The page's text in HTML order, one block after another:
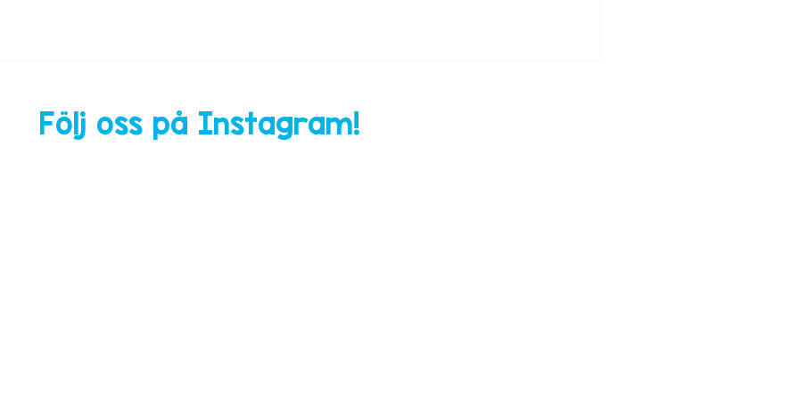
Följ oss på Instagram!